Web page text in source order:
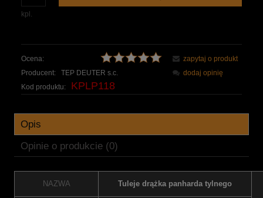
kpl.
Ocena:
Producent:
TEP DEUTER s.c.
Kod produktu:
KPLP118
zapytaj o produkt
dodaj opinię
Opis
Opinie o produkcie (0)
NAZWA Tuleje drążka panharda tylnego